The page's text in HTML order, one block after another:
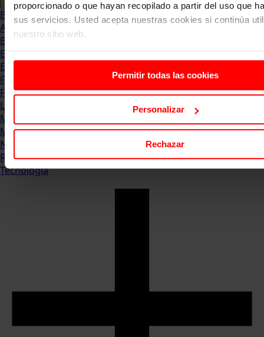
proporcionado o que hayan recopilado a partir del uso que
sus servicios. Usted acepta nuestras cookies si continúa
nuestro sitio web.
Permitir todas las cookies
Personalizar
Rechazar
Blog
Abogacia
Business
Empleo & Emprendimiento
Empresas
Finanzas
Formación & Estudios
Luxury
Management
Marketing & Comunicación
Negocios
Recursos Humanos
Tecnología